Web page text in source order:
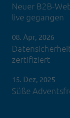
Neuer B2B-
live gegangen
08. Apr, 2026
zertifiziert
15. Dez, 2025
Süße